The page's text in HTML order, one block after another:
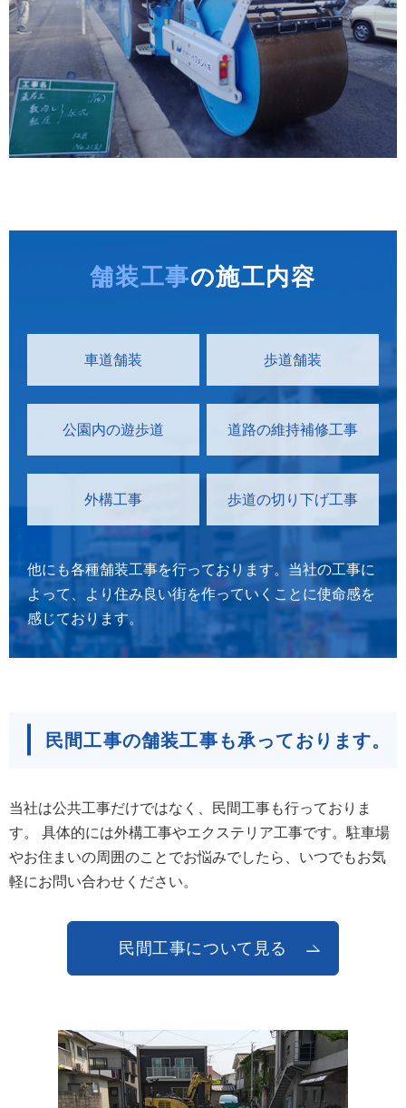
舗装工事の施工内容
車道舗装 歩道舗装
公園内の遊歩道 道路の維持補修工事
外構工事 歩道の切り下げ工事
他にも各種舗装工事を行っております。当社の工事に
よって、より住み良い街を作っていくことに使命感を
感じております。
民間工事の舗装工事も承っております。
当社は公共工事だけではなく、民間工事も行っておりま
す。
具体的には外構工事やエクステリア工事です。 駐車場
やお住まいの周囲のことでお悩みでしたら、いつでもお気
軽にお問い合わせください。
民間工事について見る